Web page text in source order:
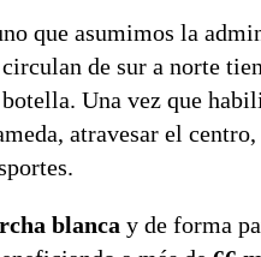
que asumimos la
de sur a norte
Una vez que
atravesar el
blanca y de forma